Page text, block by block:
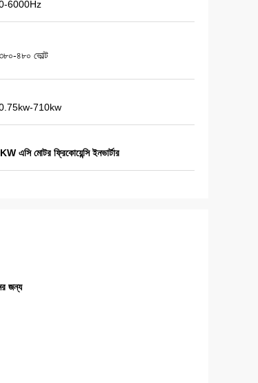
6000Hz
৪৮০ ভোল্ট
710kw
এসি মোটর ফ্রিকোয়েন্সি ইনভার্টার
জন্য